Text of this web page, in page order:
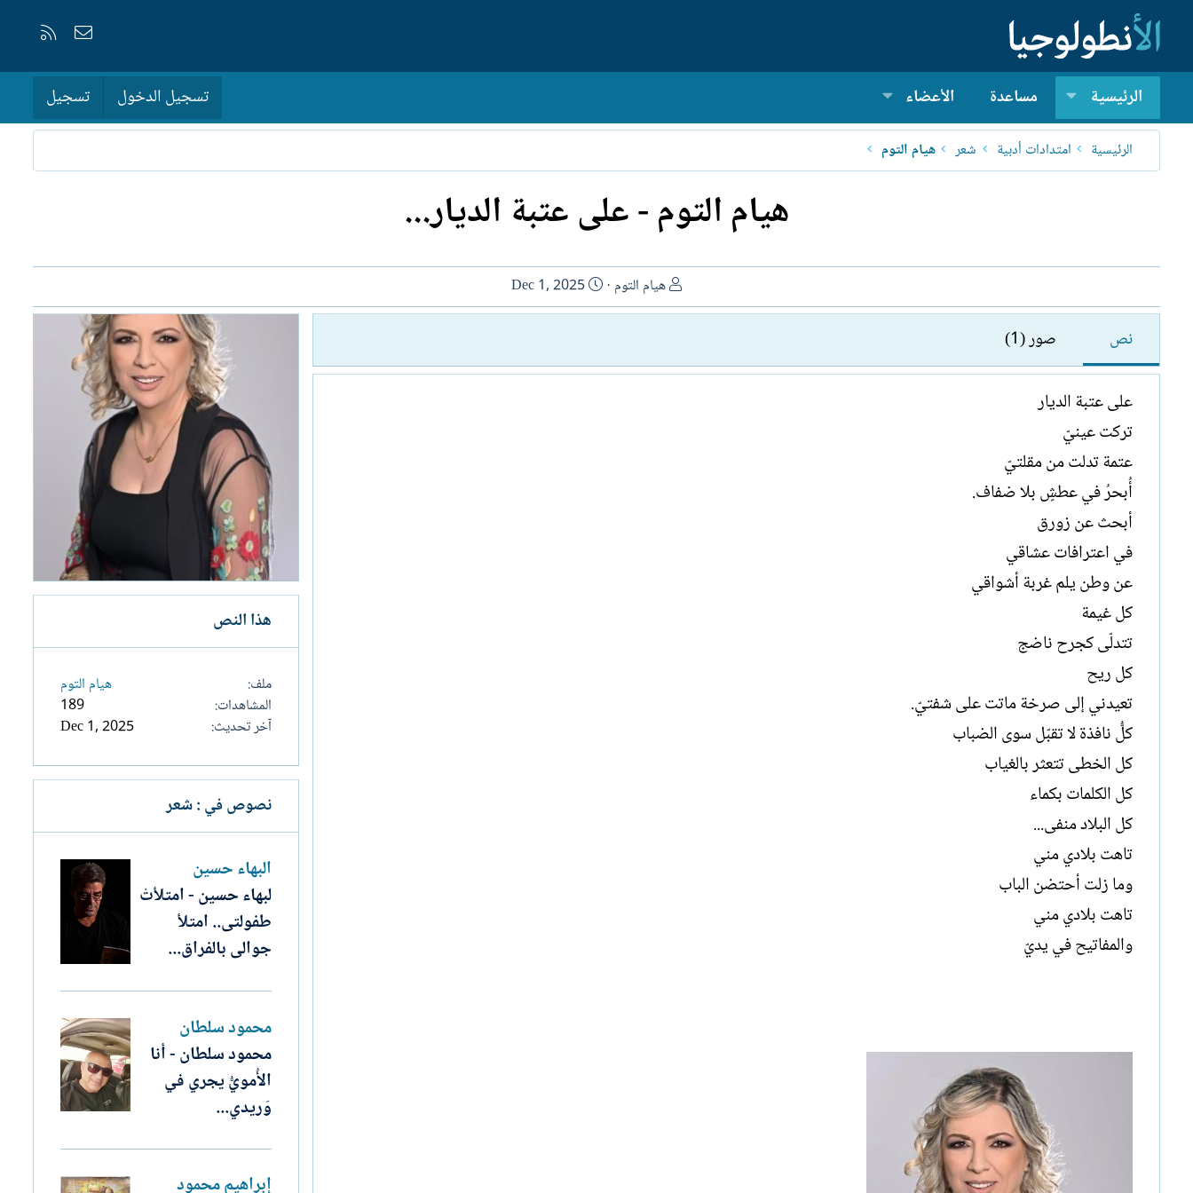
إتصل بنا
الرئيسية مساعدة الأعضاء تسجيل الدخول تسجيل
الرئيسية امتدادات أدبية شعر هيام التوم
هيام التوم - على عتبة الديار...
ا
ل
ت
هيام التوم
ت
ا
خ
Dec 1, 2025
نص صور (1)
على عتبة الديار
تركت عينيّ
عتمة تدلت من مقلتيّ
أُبحرُ في عطشٍ بلا ضفاف.
أبحث عن زورق
في اعترافات عشاقي
عن وطن يلم غربة أشواقي
كل غيمة
تتدلّى كجرح ناضج
كل ريح
تعيدني إلى صرخة ماتت على شفتيّ.
كلُّ نافذة لا تقبّل سوى الضباب
كل الخطى تتعثر بالغياب
كل الكلمات بكماء
كل البلاد منفى...
تاهت بلادي مني
وما زلت أحتضن الباب
تاهت بلادي مني
والمفاتيح في يديّ
هذا النص
ملف
هيام التوم
المشاهدات
189
آخر تحديث
Dec 1, 2025
نصوص في : شعر
البهاء حسين
لبهاء حسين - امتلأتْ
طفولتى.. امتلأ
جوالى بالفراق...
محمود سلطان
محمود سلطان - أنا
الأُمويُّ يجري في
وَريدي...
إبراهيم محمود